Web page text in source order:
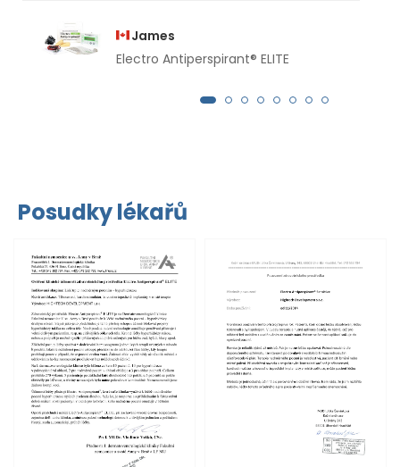
James
Electro Antiperspirant® ELITE
Posudky lékařů